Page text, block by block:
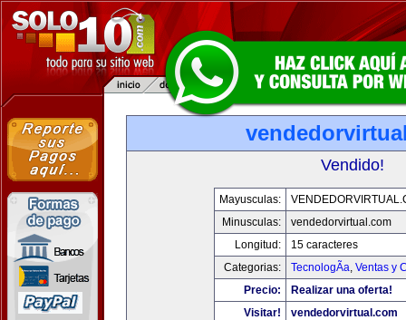
Vendido!
Mayusculas:
Minusculas:
vendedorvirtual.com
Longitud:
15 caracteres
Categorias:
TecnologÃ­a, Ventas y
Precio:
Realizar una oferta!
Visitar!
vendedorvirtual.com